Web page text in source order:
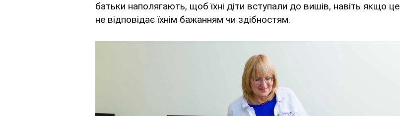
батьки наполягають, щоб їхні діти вступали до вишів, навіть якщо це
не відповідає їхнім бажанням чи здібностям.